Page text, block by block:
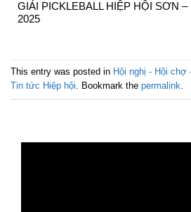
GIẢI PICKLEBALL HIỆP HỘI SƠN
2025
This entry was posted in Hội nghị - Hội chợ
Tin tức Hiệp hội. Bookmark the permalink.